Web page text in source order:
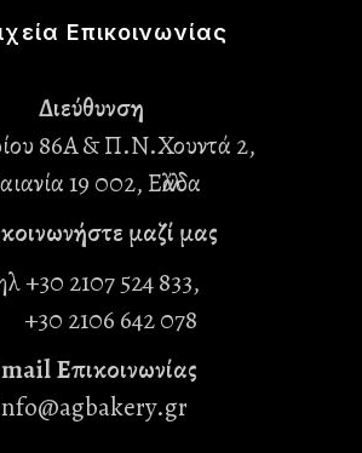
Επικοινωνίας
Διεύθυνση
86Α & Π.Ν.Χουντά 2,
19 002, Ελλάδα
μαζί μας
+30 2107 524 833,
+30 2106 642 078
Επικοινωνίας